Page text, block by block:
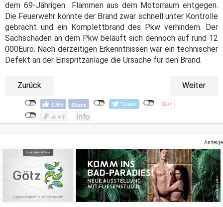
dem 69-Jährigen Flammen aus dem Motorraum entgegen.
Die Feuerwehr konnte der Brand zwar schnell unter Kontrolle
gebracht und ein Komplettbrand des Pkw verhindern. Der
Sachschaden an dem Pkw beläuft sich dennoch auf rund 12
000Euro. Nach derzeitigen Erkenntnissen war ein technischer
Defekt an der Einspritzanlage die Ursache für den Brand.
Zurück Weiter
Anzeige